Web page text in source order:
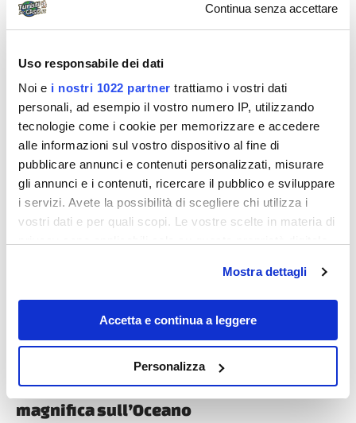
Continua senza accettare
Uso responsabile dei dati
Noi e i nostri 1022 partner trattiamo i vostri dati
personali, ad esempio il vostro numero IP, utilizzando
tecnologie come i cookie per memorizzare e accedere
alle informazioni sul vostro dispositivo al fine di
pubblicare annunci e contenuti personalizzati, misurare
gli annunci e i contenuti, ricercare il pubblico e sviluppare
i servizi. Avete la possibilità di scegliere chi utilizza i
vostri dati e per quali scopi. Le vostre scelte in materia di
modificare o revocare il proprio consenso in qualsiasi
momento dalla Dichiarazione sui cookie o facendo clic
sull'icona di attivazione della privacy.
raccogliere informazioni sulla tua posizione
geografica, con un'approssimazione di qualche
metro,
Mostra dettagli
Accetta e continua a leggere
Personalizza
Destinazioni
Anche i Caraibi hanno la loro Las Vegas,
dove giocare d’azzardo con una vista
magnifica sull’Oceano